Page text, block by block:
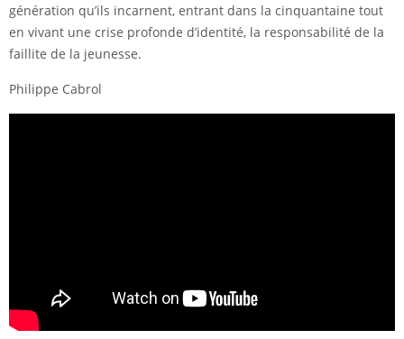
génération qu’ils incarnent, entrant dans la cinquantaine tout
en vivant une crise profonde d’identité, la responsabilité de la
faillite de la jeunesse.
Philippe Cabrol